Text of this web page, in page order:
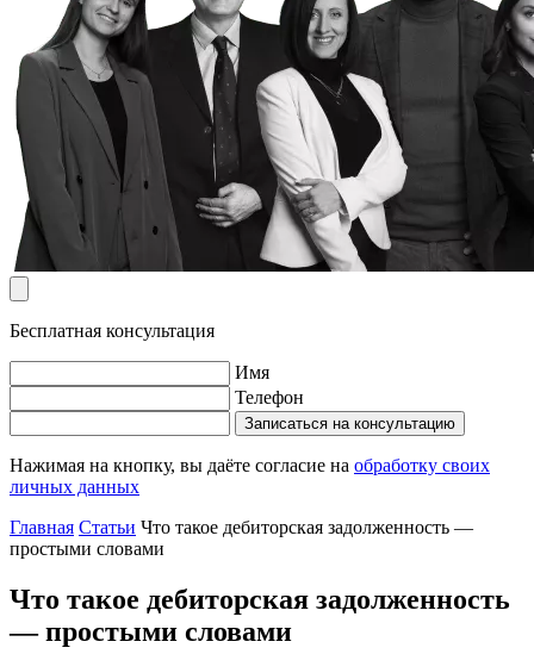
Бесплатная консультация
Имя
Телефон
Записаться на консультацию
Нажимая на кнопку, вы даёте согласие на обработку своих
личных данных
Главная Статьи Что такое дебиторская задолженность —
простыми словами
Что такое дебиторская задолженность
— простыми словами